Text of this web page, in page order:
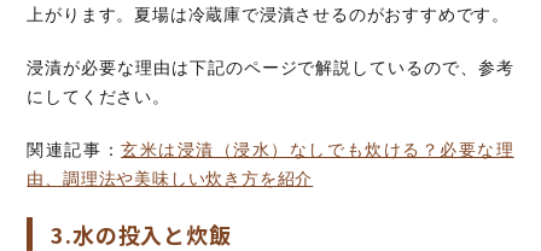
上がります。夏場は冷蔵庫で浸漬させるのがおすすめです。
浸漬が必要な理由は下記のページで解説しているので、参考
にしてください。
関連記事：玄米は浸漬（浸水）なしでも炊ける？必要な理
由、調理法や美味しい炊き方を紹介
3.水の投入と炊飯